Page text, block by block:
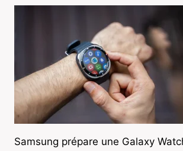
Samsung prépare une Galaxy